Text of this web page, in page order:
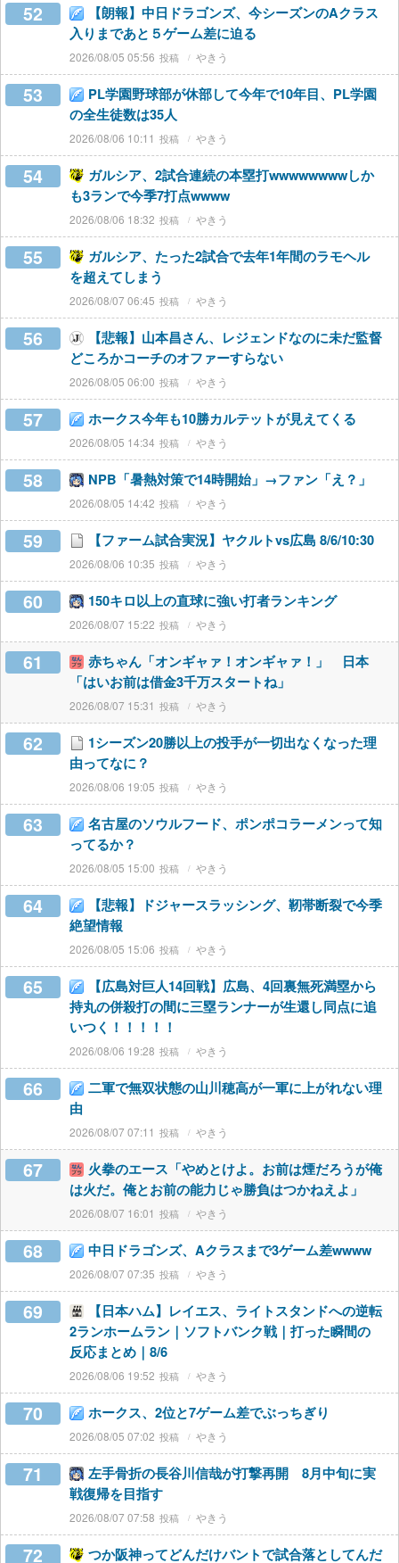
52
【朗報】中日ドラゴンズ、今シーズンのAクラス
入りまであと５ゲーム差に迫る
2026/08/05 05:56 やきう
53
PL学園野球部が休部して今年で10年目、PL学園
の全生徒数は35人
2026/08/06 10:11 やきう
54
ガルシア、2試合連続の本塁打wwwwwwwwしか
も3ランで今季7打点wwww
2026/08/06 18:32 やきう
55
ガルシア、たった2試合で去年1年間のラモヘル
を超えてしまう
2026/08/07 06:45 やきう
56
【悲報】山本昌さん、レジェンドなのに未だ監督
どころかコーチのオファーすらない
2026/08/05 06:00 やきう
57 ホークス今年も10勝カルテットが見えてくる
2026/08/05 14:34 やきう
58 NPB「暑熱対策で14時開始」→ファン「え？」
2026/08/05 14:42 やきう
59 【ファーム試合実況】ヤクルトvs広島 8/6/10:30
2026/08/06 10:35 やきう
60 150キロ以上の直球に強い打者ランキング
2026/08/07 15:22 やきう
61
赤ちゃん「オンギャァ！オンギャァ！」 日本
「はいお前は借金3千万スタートね」
2026/08/07 15:31 やきう
62
1シーズン20勝以上の投手が一切出なくなった理
由ってなに？
2026/08/06 19:05 やきう
63
名古屋のソウルフード、ポンポコラーメンって知
ってるか？
2026/08/05 15:00 やきう
64
【悲報】ドジャースラッシング、靭帯断裂で今季
絶望情報
2026/08/05 15:06 やきう
65
【広島対巨人14回戦】広島、4回裏無死満塁から
持丸の併殺打の間に三塁ランナーが生還し同点に追
いつく！！！！！
2026/08/06 19:28 やきう
66
二軍で無双状態の山川穂高が一軍に上がれない理
由
2026/08/07 07:11 やきう
67
火拳のエース「やめとけよ。お前は煙だろうが俺
は火だ。俺とお前の能力じゃ勝負はつかねえよ」
2026/08/07 16:01 やきう
68 中日ドラゴンズ、Aクラスまで3ゲーム差wwww
2026/08/07 07:35 やきう
69
【日本ハム】レイエス、ライトスタンドへの逆転
2ランホームラン｜ソフトバンク戦｜打った瞬間の
反応まとめ｜8/6
2026/08/06 19:52 やきう
70 ホークス、2位と7ゲーム差でぶっちぎり
2026/08/05 07:02 やきう
71
左手骨折の長谷川信哉が打撃再開 8月中旬に実
戦復帰を目指す
2026/08/07 07:58 やきう
72 つか阪神ってどんだけバントで試合落としてんだ